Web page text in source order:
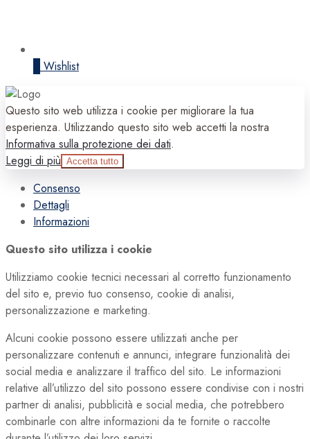
Wishlist
Questo sito web utilizza i cookie per migliorare la tua
esperienza. Utilizzando questo sito web accetti la nostra
Informativa sulla protezione dei dati.
Leggi di più Accetta tutto
Consenso
Dettagli
Informazioni
Questo sito utilizza i cookie
Utilizziamo cookie tecnici necessari al corretto funzionamento
del sito e, previo tuo consenso, cookie di analisi,
personalizzazione e marketing.
Alcuni cookie possono essere utilizzati anche per
personalizzare contenuti e annunci, integrare funzionalità dei
social media e analizzare il traffico del sito. Le informazioni
relative all’utilizzo del sito possono essere condivise con i nostri
partner di analisi, pubblicità e social media, che potrebbero
combinarle con altre informazioni da te fornite o raccolte